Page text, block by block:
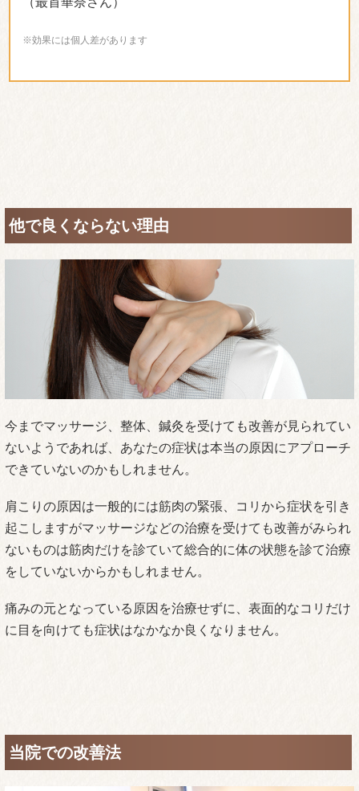
首と肩が辛くて病院に行ったのですが、痛み止めと湿
布をくれるだけで全然変わらず同じなので行くのをや
めました。
電話の向こうで先生の声を聞いて行って見ようと思い
ました。 先生の話を聞いてわかりやすい説明も良かっ
たです。何回か通っているうちに先生にお任せしよう
ていましたが、何回か通っているうちに身体に変化が
出てきています。担当してくれる先生が同じなのも良
かったです。今では先生に会えて良かったと思ってい
(小曽納千代さん)
＊効果には個人差があります